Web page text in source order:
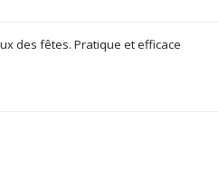
des fêtes. Pratique et efficace